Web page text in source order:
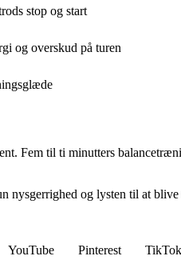
stop og start
og overskud på turen
Fem til ti minutters
nysgerrighed og lysten til at
YouTube Pinterest TikTok